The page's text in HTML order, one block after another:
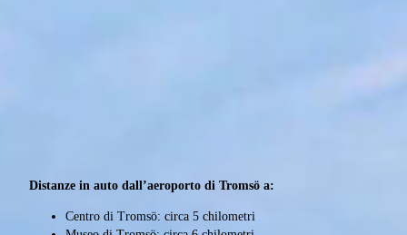
Distanze in auto dall’aeroporto di Tromsö a:
Centro di Tromsö: circa 5 chilometri